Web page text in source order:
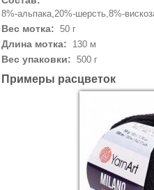
8%-альпака,20%-шерсть,8%-
Вес мотка: 50 г
Длина мотка: 130 м
Вес упаковки: 500 г
Примеры расцветок